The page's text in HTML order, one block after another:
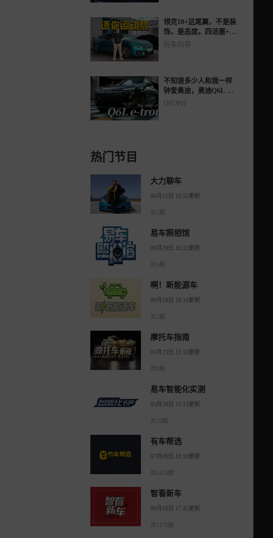
领克10+这尾翼，不是装
饰，是态度。四活塞+轿
跑，操控直接拉满
玩车向导
不知道多少人和我一样
钟爱奥迪，奥迪Q6L e-
tron依旧十分奥迪。
DPDPH
热门节目
大力聊车
06月12日 10:52更新
共1期
易车照相馆
08月29日 10:22更新
共5期
啊！新能源车
09月19日 10:34更新
共2期
摩托车指南
01月23日 15:18更新
共8期
易车智能化实测
05月28日 15:13更新
共10期
有车帮选
07月09日 18:18更新
共1474期
智看新车
09月10日 17:45更新
共1176期